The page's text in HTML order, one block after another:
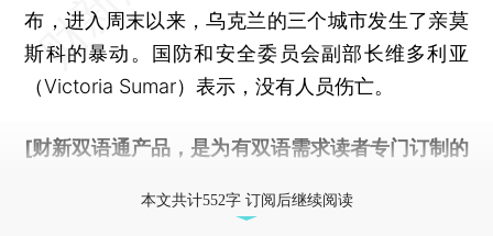
布，进入周末以来，乌克兰的三个城市发生了亲莫
斯科的暴动。国防和安全委员会副部长维多利亚
（Victoria Sumar）表示，没有人员伤亡。
[财新双语通产品，是为有双语需求读者专门订制的
本文共计552字 订阅后继续阅读